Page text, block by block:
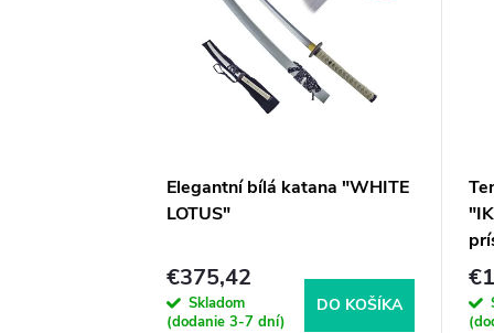
Elegantní bílá katana "WHITE
LOTUS"
€375,42
Skladom
(dodanie 3-7 dní)
DO KOŠÍKA